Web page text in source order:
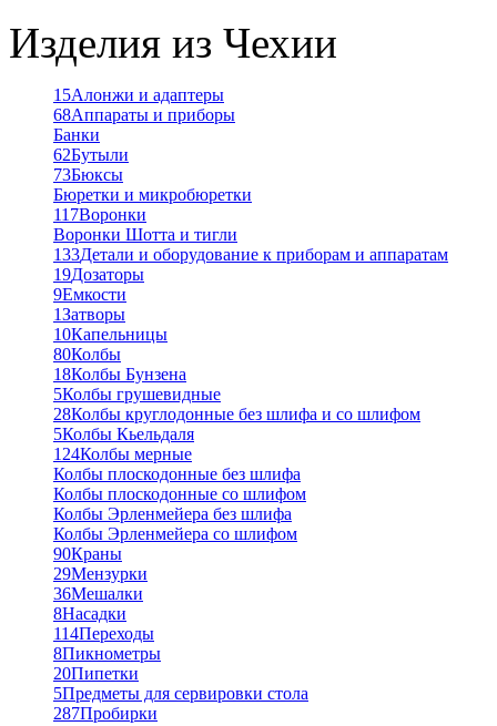
Изделия из Чехии
15Алонжи и адаптеры
68Аппараты и приборы
Банки
62Бутыли
73Бюксы
Бюретки и микробюретки
117Воронки
Воронки Шотта и тигли
133Детали и оборудование к приборам и аппаратам
19Дозаторы
9Емкости
1Затворы
10Капельницы
80Колбы
18Колбы Бунзена
5Колбы грушевидные
28Колбы круглодонные без шлифа и со шлифом
5Колбы Кьельдаля
124Колбы мерные
Колбы плоскодонные без шлифа
Колбы плоскодонные со шлифом
Колбы Эрленмейера без шлифа
Колбы Эрленмейера со шлифом
90Краны
29Мензурки
36Мешалки
8Насадки
114Переходы
8Пикнометры
20Пипетки
5Предметы для сервировки стола
287Пробирки